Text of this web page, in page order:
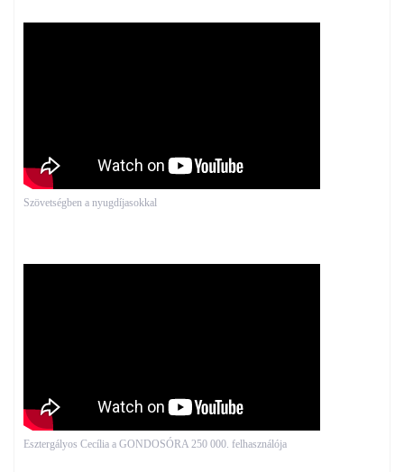
Szövetségben a nyugdíjasokkal
Esztergályos Cecília a GONDOSÓRA 250 000. felhasználója